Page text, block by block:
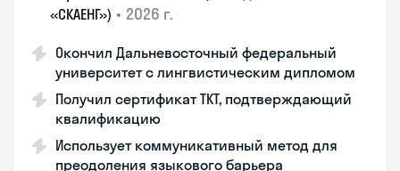
«СКАЕНГ») • 2026 г.
Окончил Дальневосточный федеральный
университет с лингвистическим дипломом
Получил сертификат TKT, подтверждающий
квалификацию
Использует коммуникативный метод для
преодоления языкового барьера